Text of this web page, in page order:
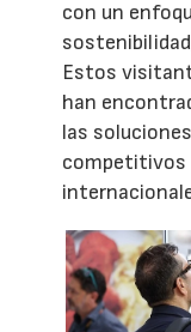
con un
Estos
han
las
competitivos